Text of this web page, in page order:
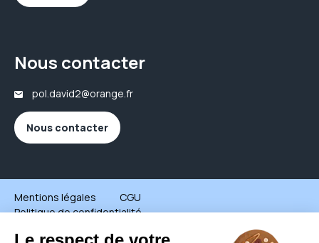
Nous contacter
pol.david2@orange.fr
Nous contacter
Mentions légales
CGU
Politique de confidentialité
Groupe all © - Tous droits réservés - 2026